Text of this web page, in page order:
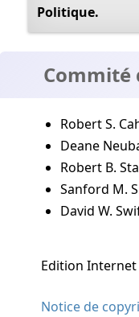
Politique.
Commité
Robert S.
Deane
Robert B.
Sanford M.
David W.
Edition
Notice de